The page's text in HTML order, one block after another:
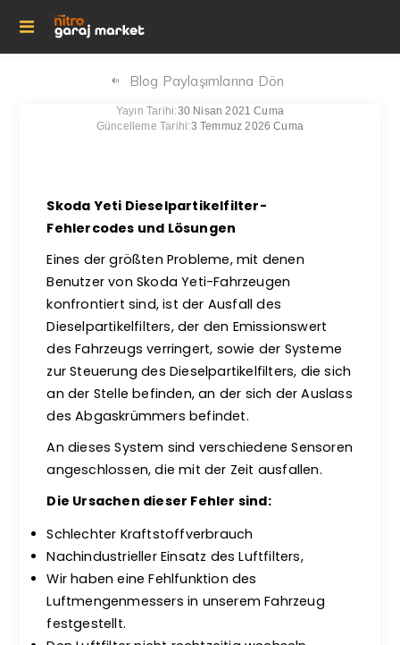
Blog Paylaşımlarına Dön
Yayın Tarihi:30 Nisan 2021 Cuma
Güncelleme Tarihi:3 Temmuz 2026 Cuma
Skoda Yeti Dieselpartikelfilter-
Fehlercodes und Lösungen
Eines der größten Probleme, mit denen
Benutzer von Skoda Yeti-Fahrzeugen
konfrontiert sind, ist der Ausfall des
Dieselpartikelfilters, der den Emissionswert
des Fahrzeugs verringert, sowie der Systeme
zur Steuerung des Dieselpartikelfilters, die sich
an der Stelle befinden, an der sich der Auslass
des Abgaskrümmers befindet.
An dieses System sind verschiedene Sensoren
angeschlossen, die mit der Zeit ausfallen.
Die Ursachen dieser Fehler sind:
Schlechter Kraftstoffverbrauch
Nachindustrieller Einsatz des Luftfilters,
Wir haben eine Fehlfunktion des
Luftmengenmessers in unserem Fahrzeug
festgestellt.